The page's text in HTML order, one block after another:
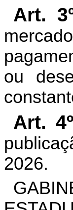
Art.
ou
Art. 4º
2026.